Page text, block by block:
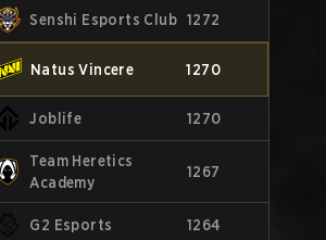
Senshi Esports Club 1272
Natus Vincere 1270
Joblife 1270
Team Heretics
Academy
1267
G2 Esports 1264